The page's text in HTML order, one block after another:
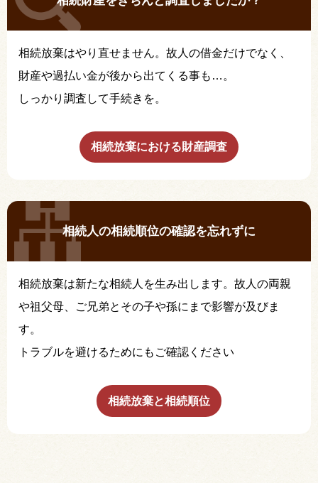
相続放棄はやり直せません。故人の借金だけでなく、
財産や過払い金が後から出てくる事も…。
しっかり調査して手続きを。
相続放棄における財産調査
相続人の相続順位の確認を忘れずに
相続放棄は新たな相続人を生み出します。故人の両親
や祖父母、ご兄弟とその子や孫にまで影響が及びま
す。
トラブルを避けるためにもご確認ください
相続放棄と相続順位